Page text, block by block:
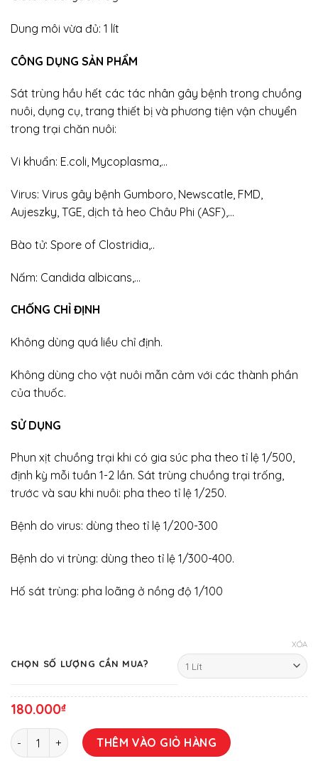
Dung môi vừa đủ: 1 lít
CÔNG DỤNG SẢN PHẨM
Sát trùng hầu hết các tác nhân gây bệnh trong chuồng
nuôi, dụng cụ, trang thiết bị và phương tiện vận chuyển
trong trại chăn nuôi:
Vi khuẩn: E.coli, Mycoplasma,…
Virus: Virus gây bệnh Gumboro, Newscatle, FMD,
Aujeszky, TGE, dịch tả heo Châu Phi (ASF),…
Bào tử: Spore of Clostridia,..
Nấm: Candida albicans,…
CHỐNG CHỈ ĐỊNH
Không dùng quá liều chỉ định.
Không dùng cho vật nuôi mẫn cảm với các thành phần
của thuốc.
SỬ DỤNG
Phun xịt chuồng trại khi có gia súc pha theo tỉ lệ 1/500,
định kỳ mỗi tuần 1-2 lần. Sát trùng chuồng trại trống,
trước và sau khi nuôi: pha theo tỉ lệ 1/250.
Bệnh do virus: dùng theo tỉ lệ 1/200-300
Bệnh do vi trùng: dùng theo tỉ lệ 1/300-400.
Hố sát trùng: pha loãng ở nồng độ 1/100
CHỌN SỐ LƯỢNG CẦN MUA?
XÓA
180.000₫
SEPTIC số lượng THÊM VÀO GIỎ HÀNG